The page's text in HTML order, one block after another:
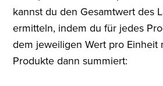
kannst du den Gesamtwert des
ermitteln, indem du für jedes
dem jeweiligen Wert pro Einheit
Produkte dann summiert: